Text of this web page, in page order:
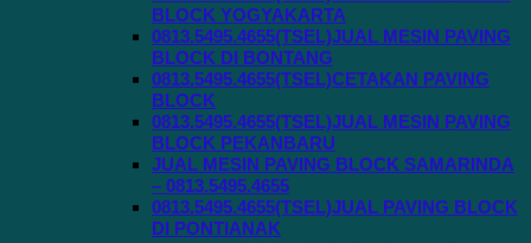
BLOCK YOGYAKARTA
0813.5495.4655(TSEL)JUAL MESIN PAVING
BLOCK DI BONTANG
0813.5495.4655(TSEL)CETAKAN PAVING
BLOCK
0813.5495.4655(TSEL)JUAL MESIN PAVING
BLOCK PEKANBARU
JUAL MESIN PAVING BLOCK SAMARINDA
– 0813.5495.4655
0813.5495.4655(TSEL)JUAL PAVING BLOCK
DI PONTIANAK